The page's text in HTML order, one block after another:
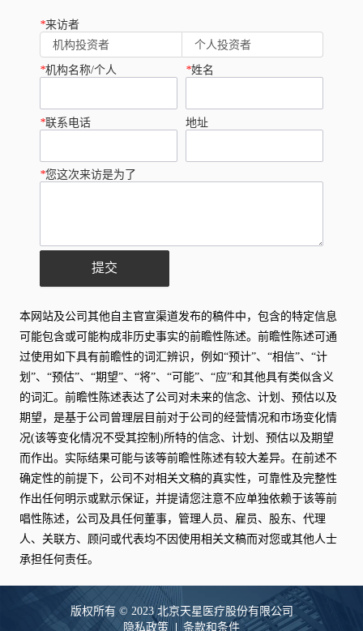
*来访者
机构投资者 个人投资者
*机构名称/个人 *姓名
*联系电话 地址
*您这次来访是为了
提交
本网站及公司其他自主官宣渠道发布的稿件中，包含的特定信息
可能包含或可能构成非历史事实的前瞻性陈述。前瞻性陈述可通
过使用如下具有前瞻性的词汇辨识，例如“预计”、“相信”、“计
划”、“预估”、“期望”、“将”、“可能”、“应”和其他具有类似含义
的词汇。前瞻性陈述表达了公司对未来的信念、计划、预估以及
期望，是基于公司曾理层目前对于公司的经营情况和市场变化情
况(该等变化情况不受其控制)所特的信念、计划、预估以及期望
而作出。实际结果可能与该等前瞻性陈述有较大差异。在前述不
确定性的前提下，公司不对相关文稿的真实性，可靠性及完整性
作出任何明示或默示保证，并提请您注意不应单独依赖于该等前
唱性陈述，公司及具任何董事，管理人员、雇员、股东、代理
人、关联方、顾问或代表均不因使用相关文稿而对您或其他人士
承担任何责任。
版权所有 © 2023 北京天星医疗股份有限公司
隐私政策
条款和条件